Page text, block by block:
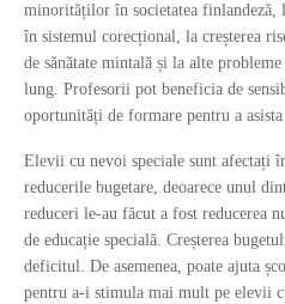
minorităților în societatea finlandeză,
în sistemul corecțional, la creșterea
de sănătate mintală și la alte
lung. Profesorii pot beneficia de
oportunități de formare pentru a
Elevii cu nevoi speciale sunt afectați
reducerile bugetare, deoarece unul
reduceri le-au făcut a fost reducerea
de educație specială. Creșterea
deficitul. De asemenea, poate ajuta
pentru a-i stimula mai mult pe elevii